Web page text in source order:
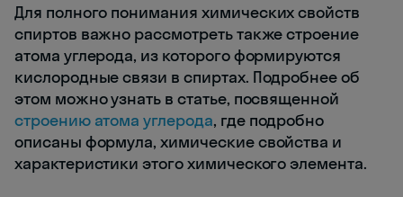
Для полного понимания химических свойств
спиртов важно рассмотреть также строение
атома углерода, из которого формируются
кислородные связи в спиртах. Подробнее об
этом можно узнать в статье, посвященной
строению атома углерода, где подробно
описаны формула, химические свойства и
характеристики этого химического элемента.